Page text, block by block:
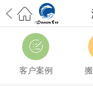
希望邮寄国际包裹顺利
澳洲海运搬家回广州报
搬家服务到美国，搬家
国台湾是一种怎样的体
客户案例